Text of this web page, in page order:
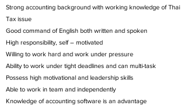
Strong accounting background with working knowledge of Thai
Tax issue
Good command of English both written and spoken
High responsibility, self – motivated
Willing to work hard and work under pressure
Ability to work under tight deadlines and can multi-task
Possess high motivational and leadership skills
Able to work in team and independently
Knowledge of accounting software is an advantage